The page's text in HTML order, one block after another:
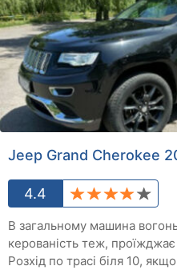
Jeep Grand Cherokee
4.4
В загальному машина
керованість теж,
Розхід по трасі біля 10,